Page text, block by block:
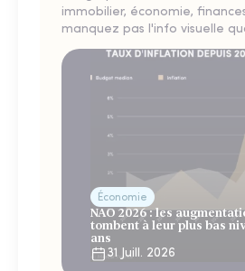
immobilier, économie,
manquez pas l'info visuelle
Économie
NAO 2026 : les
tombent à leur plus bas
ans
31 Juill. 2026